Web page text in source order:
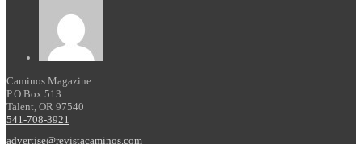
Caminos Magazine
P.O Box 513
Talent, OR 97540
541-708-3921
advertise@revistacaminos.com